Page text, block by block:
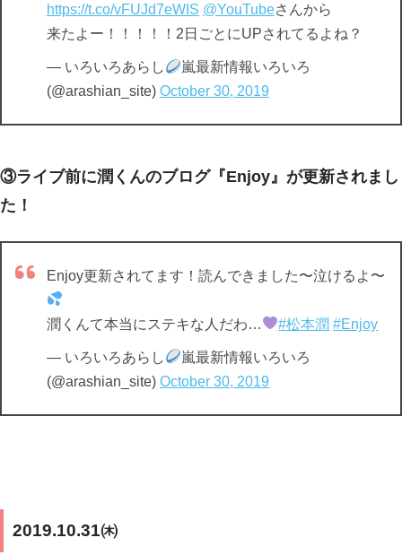
https://t.co/vFUJd7eWIS @YouTubeさんから
来たよー！！！！！2日ごとにUPされてるよね？
— いろいろあらし
嵐最新情報いろいろ
(@arashian_site) October 30, 2019
③ライブ前に潤くんのブログ『Enjoy』が更新されまし
た！
Enjoy更新されてます！読んできました〜泣けるよ〜
潤くんて本当にステキな人だわ… #松本潤 #Enjoy
— いろいろあらし
嵐最新情報いろいろ
(@arashian_site) October 30, 2019
2019.10.31㈭